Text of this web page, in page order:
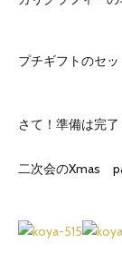
プチギフトのセ
さて！準備は完了
二次会のXmas